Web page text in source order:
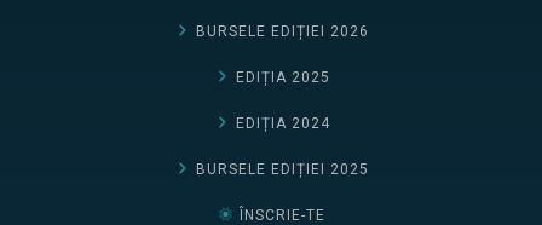
BURSELE EDIȚIEI 2026
EDIȚIA 2025
EDIȚIA 2024
BURSELE EDIȚIEI 2025
ÎNSCRIE-TE